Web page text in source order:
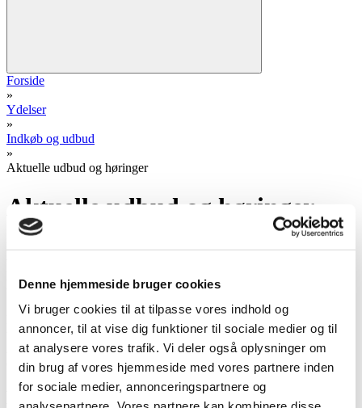
Denne hjemmeside bruger cookies
Vi bruger cookies til at tilpasse vores indhold og
annoncer, til at vise dig funktioner til sociale medier og til
at analysere vores trafik. Vi deler også oplysninger om
din brug af vores hjemmeside med vores partnere inden
for sociale medier, annonceringspartnere og
Forside
»
Ydelser
»
Indkøb og udbud
»
Aktuelle udbud og høringer
Aktuelle udbud og høringer
Forsyningsservice anvender udbudssystemet Mercell Udbudsportal
udbudsprocesser.
Det er kun muligt at deltage i udbud fra Forsyningsservice via
Mercell Udbudsportal. Det er nemt og omkostningsfrit for dig som
tilbudsgiver.
Aktuelle udbud og høringer kan fremsøges via ”udbudsvagten.dk”
Søg efter udbud og opgaver | UdbudsVagten)
Høringer